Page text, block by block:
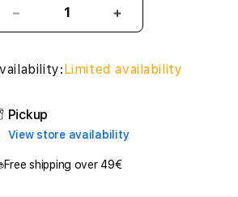
Decrease
quantity
Beats
Pro
Wireless
Headphones
Navy
Increase
quantity
Beats
Headphones
-
Navy
Limited availability
Pickup
View store availability
Free shipping over 49€